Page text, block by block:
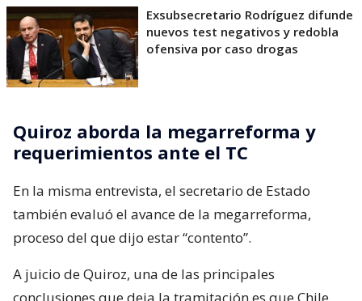
Exsubsecretario Rodríguez difunde
nuevos test negativos y redobla
ofensiva por caso drogas
Quiroz aborda la megarreforma y
requerimientos ante el TC
En la misma entrevista, el secretario de Estado
también evaluó el avance de la megarreforma,
proceso del que dijo estar “contento”.
A juicio de Quiroz, una de las principales